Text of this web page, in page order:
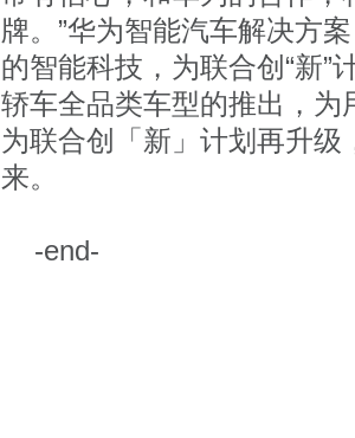
牌。”华为智能汽车解决方
的智能科技，为联合创“新”
轿车全品类车型的推出，
为联合创「新」计划再升
来。
-end-